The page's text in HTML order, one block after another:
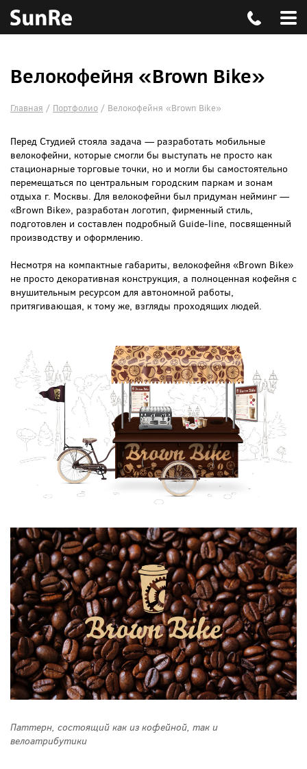
Велокофейня «Brown Bike»
Главная / Портфолио / Велокофейня «Brown Bike»
Перед Студией стояла задача — разработать мобильные
велокофейни, которые смогли бы выступать не просто как
стационарные торговые точки, но и могли бы самостоятельно
перемещаться по центральным городским паркам и зонам
отдыха г. Москвы. Для велокофейни был придуман нейминг —
«Brown Bike», разработан логотип, фирменный стиль,
подготовлен и составлен подробный Guide-line, посвященный
производству и оформлению.
Несмотря на компактные габариты, велокофейня «Brown Bike»
не просто декоративная конструкция, а полноценная кофейня с
внушительным ресурсом для автономной работы,
притягивающая, к тому же, взгляды проходящих людей.
Паттерн, состоящий как из кофейной, так и
велоатрибутики